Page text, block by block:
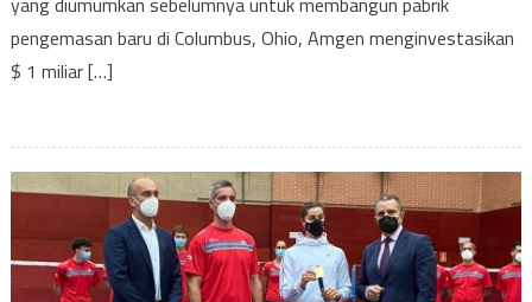
pengemasan baru di Columbus, Ohio, Amgen menginvestasikan
$ 1 miliar […]